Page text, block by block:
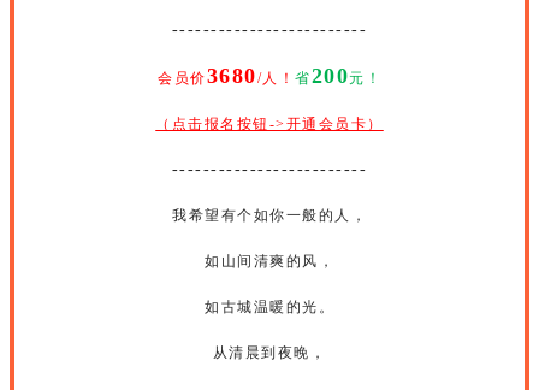
-------------------------
会员价3680/人！ 省200元！
（点击报名按钮->开通会员卡）
-------------------------
我希望有个如你一般的人，
如山间清爽的风，
如古城温暖的光。
从清晨到夜晚，